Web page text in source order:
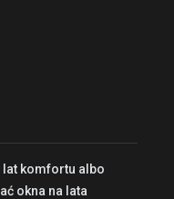
lat komfortu albo
okna na lata